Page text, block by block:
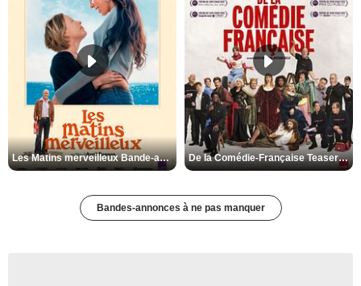
Les Matins merveilleux Bande-annonce VF De la Comédie-Française Teaser VF
Bandes-annonces à ne pas manquer